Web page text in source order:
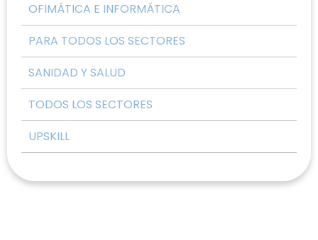
OFIMÁTICA E INFORMÁTICA
PARA TODOS LOS SECTORES
SANIDAD Y SALUD
TODOS LOS SECTORES
UPSKILL